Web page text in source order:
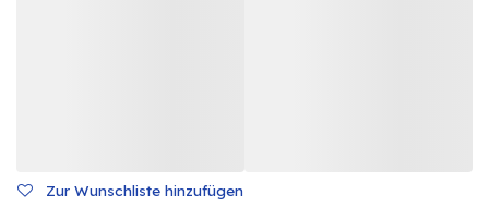
Zur Wunschliste hinzufügen